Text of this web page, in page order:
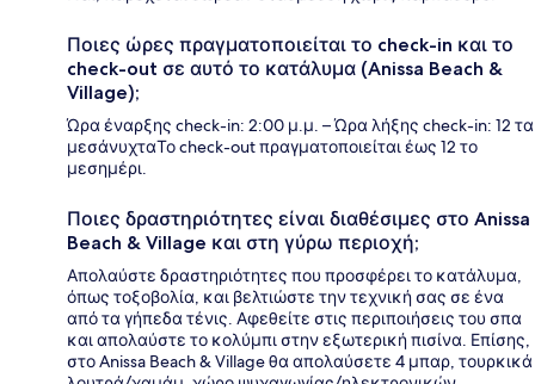
Ποιες ώρες πραγματοποιείται το check-in και το
check-out σε αυτό το κατάλυμα (Anissa Beach &
Village);
Ώρα έναρξης check-in: 2:00 μ.μ. – Ώρα λήξης check-in: 12 τα
μεσάνυχταΤο check-out πραγματοποιείται έως 12 το
μεσημέρι.
Ποιες δραστηριότητες είναι διαθέσιμες στο Anissa
Beach & Village και στη γύρω περιοχή;
Απολαύστε δραστηριότητες που προσφέρει το κατάλυμα,
όπως τοξοβολία, και βελτιώστε την τεχνική σας σε ένα
από τα γήπεδα τένις. Αφεθείτε στις περιποιήσεις του σπα
και απολαύστε το κολύμπι στην εξωτερική πισίνα. Επίσης,
στο Anissa Beach & Village θα απολαύσετε 4 μπαρ, τουρκικά